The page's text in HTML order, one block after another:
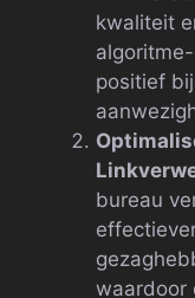
kwaliteit
positief
bureau
waardoor